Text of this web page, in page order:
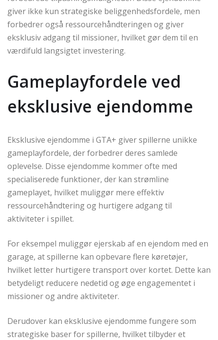
giver ikke kun strategiske beliggenhedsfordele, men
forbedrer også ressourcehåndteringen og giver
eksklusiv adgang til missioner, hvilket gør dem til en
værdifuld langsigtet investering.
Gameplayfordele ved
eksklusive ejendomme
Eksklusive ejendomme i GTA+ giver spillerne unikke
gameplayfordele, der forbedrer deres samlede
oplevelse. Disse ejendomme kommer ofte med
specialiserede funktioner, der kan strømline
gameplayet, hvilket muliggør mere effektiv
ressourcehåndtering og hurtigere adgang til
aktiviteter i spillet.
For eksempel muliggør ejerskab af en ejendom med en
garage, at spillerne kan opbevare flere køretøjer,
hvilket letter hurtigere transport over kortet. Dette kan
betydeligt reducere nedetid og øge engagementet i
missioner og andre aktiviteter.
Derudover kan eksklusive ejendomme fungere som
strategiske baser for spillerne, hvilket tilbyder et